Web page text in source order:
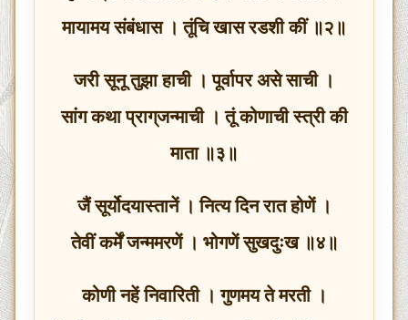
मायामय संबंधास । तूंचि खास रडशी कीं ॥२॥
जरी सूनू तुझा हाची । पूर्वापर असे साची ।
सांग कथा प्राग्‌जन्माची । तूं कोणाची स्त्री की
माता ॥३॥
जैं सूर्योदयास्तानें । नित्य दिन रात होणें ।
तेवीं कर्में जन्ममरणें । भोगणें सुखदुःख ॥४॥
कोणी नहें निवारिती । गुणमय ते मरती ।